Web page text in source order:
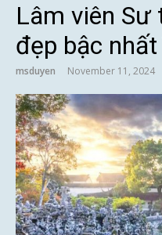
Lâm viên Sư
đẹp bậc nhất
msduyen November 11, 2024